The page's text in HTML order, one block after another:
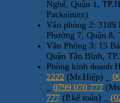
Nghé, Quận 1,
Packsimex)
Văn phòng 2: 3189
Phường 7, Quận 8,
Văn Phòng 3: 15
Quận Tân Bình,
Phòng kinh doanh
2222 (Mr.Hiệp) _
0799 070 777
777 (P.kế toán) _